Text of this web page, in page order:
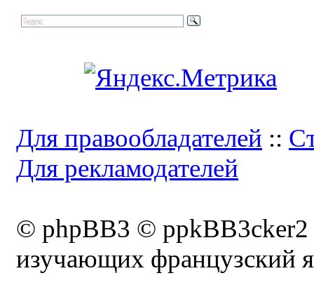
Для правообладателей ::
Для рекламодателей
© phpBB3 ©
изучающих французский